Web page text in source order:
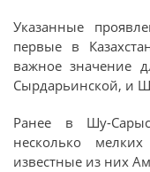
Указанные
первые в
важное значение
Сырдарьинской, и
Ранее в Шу-
несколько
известные из них